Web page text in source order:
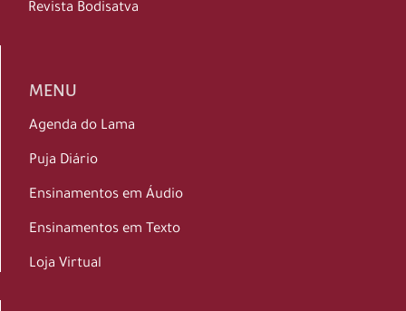
Revista Bodisatva
MENU
Agenda do Lama
Puja Diário
Ensinamentos em Áudio
Ensinamentos em Texto
Loja Virtual